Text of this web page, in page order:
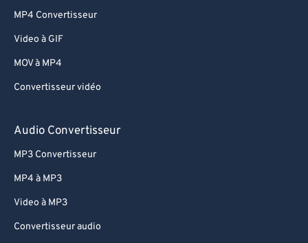
MP4 Convertisseur
Video à GIF
MOV à MP4
Convertisseur vidéo
Audio Convertisseur
MP3 Convertisseur
MP4 à MP3
Video à MP3
Convertisseur audio